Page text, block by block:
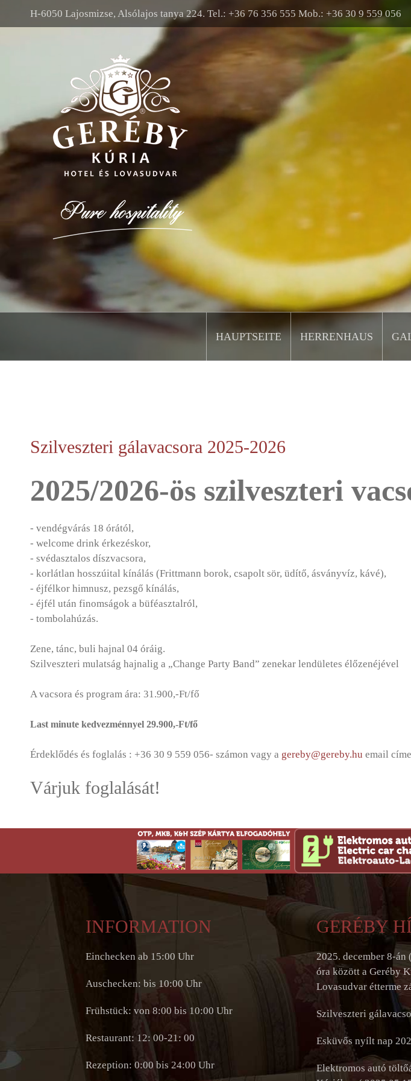
H-6050 Lajosmizse, Alsólajos tanya 224. Tel.: +36 76 356 555 Mob.: +36 30 9 559 056
HAUPTSEITE HERRENHAUS
Szilveszteri gálavacsora 2025-2026
2025/2026-ös szilveszteri
- vendégvárás 18 órától,
- welcome drink érkezéskor,
- svédasztalos díszvacsora,
- korlátlan hosszúital kínálás (Frittmann borok, csapolt sör, üdítő, ásványvíz, kávé),
- éjfélkor himnusz, pezsgő kínálás,
- éjfél után finomságok a büféasztalról,
- tombolahúzás.
Zene, tánc, buli hajnal 04 óráig.
Szilveszteri mulatság hajnalig a „Change Party Band” zenekar lendületes élőzenéjével
A vacsora és program ára: 31.900,-Ft/fő
Last minute kedvezménnyel 29.900,-Ft/fő
Érdeklődés és foglalás : +36 30 9 559 056- számon vagy a gereby@gereby.hu email
Várjuk foglalását!
INFORMATION
Einchecken ab 15:00 Uhr
Auschecken: bis 10:00 Uhr
Frühstück: von 8:00 bis 10:00 Uhr
Restaurant: 12: 00-21: 00
Rezeption: 0:00 bis 24:00 Uhr
GERÉBY
2025. december 8-án
óra között a Geréby
Lovasudvar étterme
Szilveszteri
Esküvős nyílt nap
Elektromos autó